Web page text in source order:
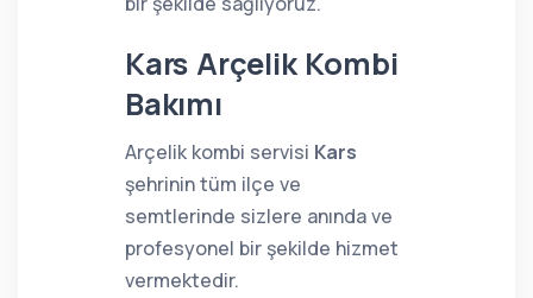
Kars Arçelik Kombi
Bakımı
Arçelik kombi servisi Kars
şehrinin tüm ilçe ve
semtlerinde sizlere anında ve
profesyonel bir şekilde hizmet
vermektedir.